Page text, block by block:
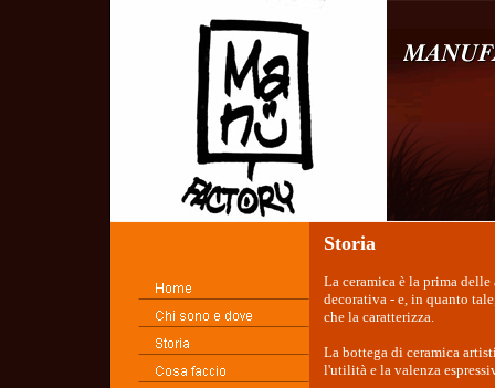
Storia
La ceramica è la prima
decorativa - e, in quanto
che la caratterizza.
La bottega di ceramica
l'utilità e la valenza